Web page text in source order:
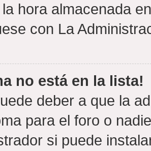
hora almacenada
con La
no está en la lista!
deber a que la
para el foro o
si puede